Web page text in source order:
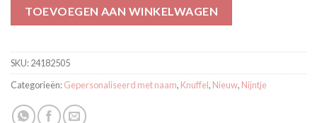
TOEVOEGEN AAN WINKELWAGEN
SKU:24182505
Categorieën:Gepersonaliseerd met naam, Knuffel, Nieuw, Nijntje